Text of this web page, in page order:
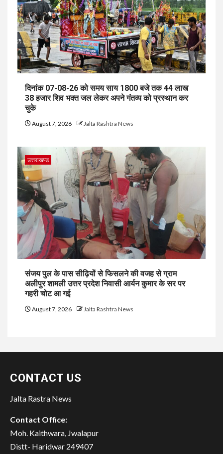
दिनांक 07-08-26 को समय साय 1800 बजे तक 44 लाख
38 हजार शिव भक्त जल लेकर अपने गंतव्य को प्रस्थान कर
चुके
August 7, 2026 Jalta Rashtra News
उत्तराखण्ड
संजय पुल के पास सीढ़ियों से फिसलने की वजह से ग्राम
अलीपुर शामली उत्तर प्रदेश निवासी आर्यन कुमार के सर पर
गहरी चोट आ गई
August 7, 2026 Jalta Rashtra News
CONTACT US
Jalta Rastra News
Contact Office:
Moh. Kaithwara, Jwalapur
Distt- Haridwar 249407